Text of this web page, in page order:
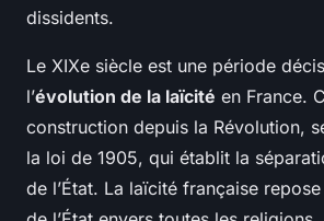
dissidents.
Le XIXe siècle est une période
l’évolution de la laïcité en France.
construction depuis la Révolution,
la loi de 1905, qui établit la
de l’État. La laïcité française